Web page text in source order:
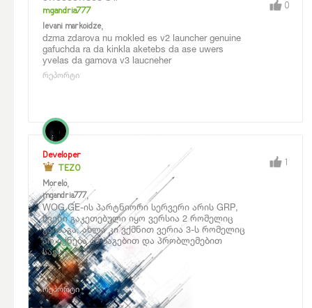
mgandria777
levani markoidze,
dzma zdarova nu mokled es v2 launcher genuine
gafuchda ra da kinkla aketebs da ase uwers
yvelas da gamova v3 laucneher
რეპორტი
0
Developer
TEZO
Morelo,
mgandria777,
WOG.GE-ის პარტნიორი სერვერი არის GRP,
ჩვენი გაკეთებული იყო ვერსია 2 რომელიც
გაიბაგა, ახლა კი ვქმნით ვერია 3-ს რომელიც
არ იქნება ამ ბაგებით და პრობლემებით
სავსე
რეპორტი
1